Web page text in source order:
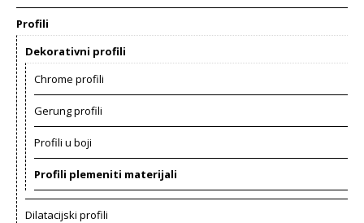
Profili
Dekorativni profili
Chrome profili
Gerung profili
Profili u boji
Profili plemeniti materijali
Dilatacijski profili